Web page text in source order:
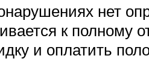
нет
к полному
и оплатить